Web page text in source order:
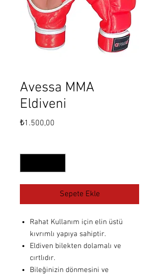
Avessa MMA
Eldiveni
₺1.500,00
Sepete Ekle
Rahat Kullanım için elin üstü
kıvrımlı yapıya sahiptir.
Eldiven bilekten dolamalı ve
cırtlıdır.
Bileğinizin dönmesini ve